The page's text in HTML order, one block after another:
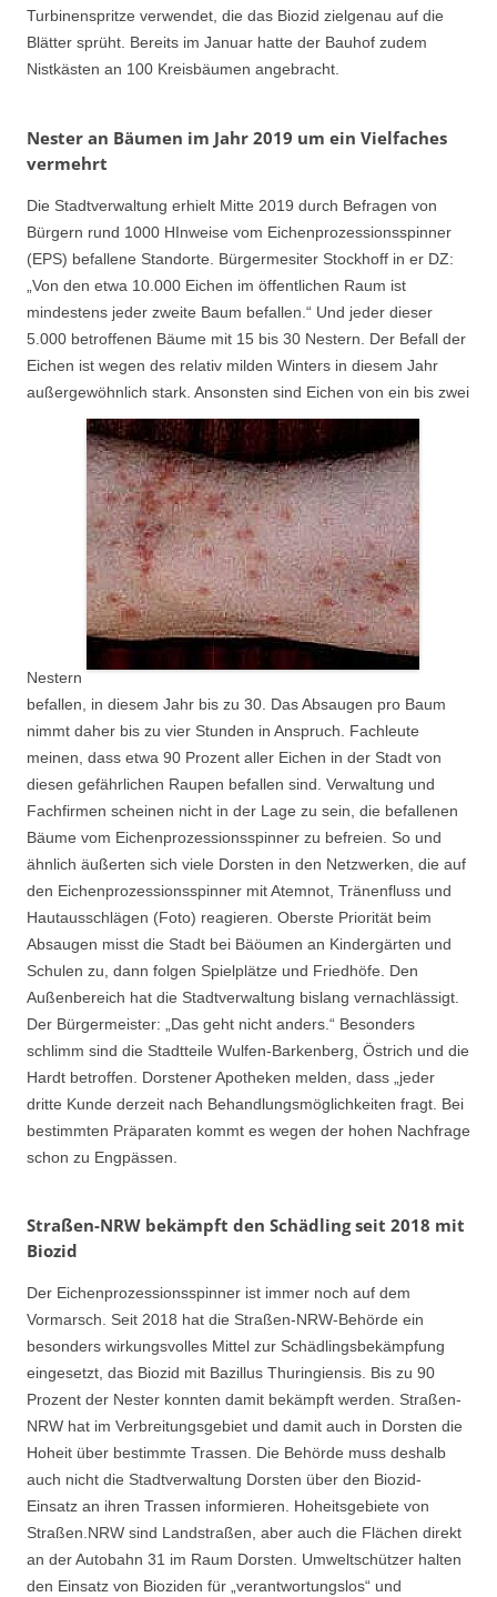
Turbinenspritze verwendet, die das Biozid zielgenau auf die
Blätter sprüht. Bereits im Januar hatte der Bauhof zudem
Nistkästen an 100 Kreisbäumen angebracht.
Nester an Bäumen im Jahr 2019 um ein Vielfaches
vermehrt
Die Stadtverwaltung erhielt Mitte 2019 durch Befragen von
Bürgern rund 1000 HInweise vom Eichenprozessionsspinner
(EPS) befallene Standorte. Bürgermesiter Stockhoff in er DZ:
„Von den etwa 10.000 Eichen im öffentlichen Raum ist
mindestens jeder zweite Baum befallen.“ Und jeder dieser
5.000 betroffenen Bäume mit 15 bis 30 Nestern. Der Befall der
Eichen ist wegen des relativ milden Winters in diesem Jahr
außergewöhnlich stark. Ansonsten sind Eichen von ein bis zwei
Nestern
befallen, in diesem Jahr bis zu 30. Das Absaugen pro Baum
nimmt daher bis zu vier Stunden in Anspruch. Fachleute
meinen, dass etwa 90 Prozent aller Eichen in der Stadt von
diesen gefährlichen Raupen befallen sind. Verwaltung und
Fachfirmen scheinen nicht in der Lage zu sein, die befallenen
Bäume vom Eichenprozessionsspinner zu befreien. So und
ähnlich äußerten sich viele Dorsten in den Netzwerken, die auf
den Eichenprozessionsspinner mit Atemnot, Tränenfluss und
Hautausschlägen (Foto) reagieren. Oberste Priorität beim
Absaugen misst die Stadt bei Bäöumen an Kindergärten und
Schulen zu, dann folgen Spielplätze und Friedhöfe. Den
Außenbereich hat die Stadtverwaltung bislang vernachlässigt.
Der Bürgermeister: „Das geht nicht anders.“ Besonders
schlimm sind die Stadtteile Wulfen-Barkenberg, Östrich und die
Hardt betroffen. Dorstener Apotheken melden, dass „jeder
dritte Kunde derzeit nach Behandlungsmöglichkeiten fragt. Bei
bestimmten Präparaten kommt es wegen der hohen Nachfrage
schon zu Engpässen.
Straßen-NRW bekämpft den Schädling seit 2018 mit
Biozid
Der Eichenprozessionsspinner ist immer noch auf dem
Vormarsch. Seit 2018 hat die Straßen-NRW-Behörde ein
besonders wirkungsvolles Mittel zur Schädlingsbekämpfung
eingesetzt, das Biozid mit Bazillus Thuringiensis. Bis zu 90
Prozent der Nester konnten damit bekämpft werden. Straßen-
NRW hat im Verbreitungsgebiet und damit auch in Dorsten die
Hoheit über bestimmte Trassen. Die Behörde muss deshalb
auch nicht die Stadtverwaltung Dorsten über den Biozid-
Einsatz an ihren Trassen informieren. Hoheitsgebiete von
Straßen.NRW sind Landstraßen, aber auch die Flächen direkt
an der Autobahn 31 im Raum Dorsten. Umweltschützer halten
den Einsatz von Bioziden für „verantwortungslos“ und